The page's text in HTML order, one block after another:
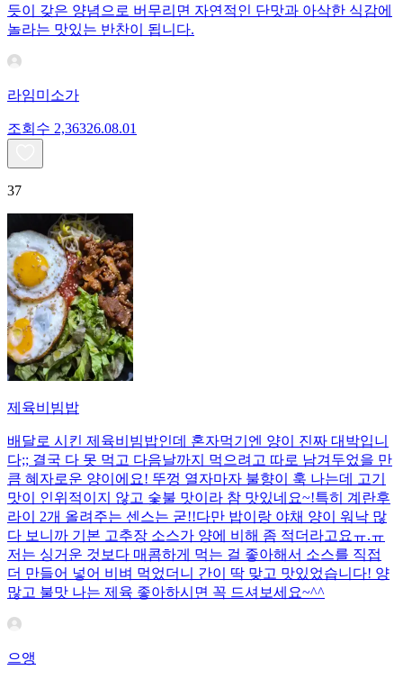
듯이 갖은 양념으로 버무리면 자연적인 단맛과 아삭한 식감에
놀라는 맛있는 반찬이 됩니다.
라임미소가
조회수 2,36326.08.01
37
제육비빔밥
배달로 시킨 제육비빔밥인데 혼자먹기엔 양이 진짜 대박입니
다;; 결국 다 못 먹고 다음날까지 먹으려고 따로 남겨두었을 만
큼 혜자로운 양이에요! 뚜껑 열자마자 불향이 훅 나는데 고기
맛이 인위적이지 않고 숯불 맛이라 참 맛있네요~!특히 계란후
라이 2개 올려주는 센스는 굳!! ​다만 밥이랑 야채 양이 워낙 많
다 보니까 기본 고추장 소스가 양에 비해 좀 적더라고요ㅠ.ㅠ
저는 싱거운 것보다 매콤하게 먹는 걸 좋아해서 소스를 직접
더 만들어 넣어 비벼 먹었더니 간이 딱 맞고 맛있었습니다! 양
많고 불맛 나는 제육 좋아하시면 꼭 드셔보세요~^^
으앵